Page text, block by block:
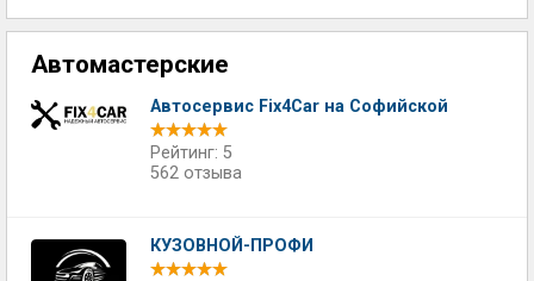
Автомастерские
Автосервис Fix4Car на Софийской
Рейтинг: 5
562 отзыва
КУЗОВНОЙ-ПРОФИ